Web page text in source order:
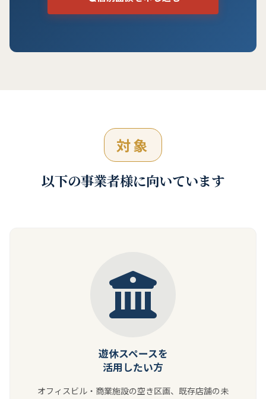
対象
以下の事業者様に向いています
遊休スペースを
活用したい方
オフィスビル・商業施設の空き区画、既存店舗の未